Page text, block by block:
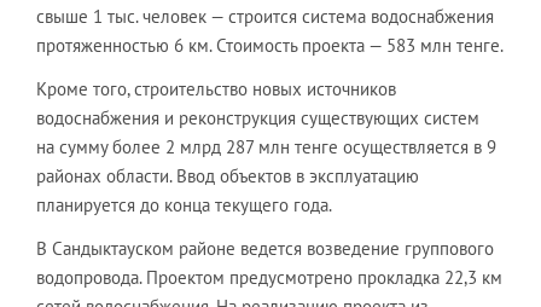
свыше 1 тыс. человек — строится система водоснабжения
протяженностью 6 км. Стоимость проекта — 583 млн тенге.
Кроме того, строительство новых источников
водоснабжения и реконструкция существующих систем
на сумму более 2 млрд 287 млн тенге осуществляется в 9
районах области. Ввод объектов в эксплуатацию
планируется до конца текущего года.
В Сандыктауском районе ведется возведение группового
водопровода. Проектом предусмотрено прокладка 22,3 км